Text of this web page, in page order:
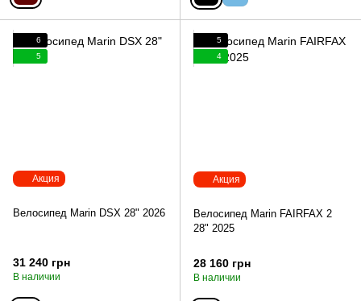
Акция
6
5
Велосипед Marin DSX 28" 2026
31 240 грн
В наличии
Акция
5
4
Велосипед Marin FAIRFAX 2
28" 2025
28 160 грн
В наличии